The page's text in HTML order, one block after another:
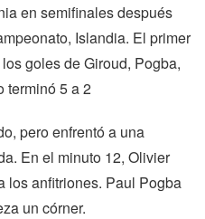
en semifinales después
Islandia. El primer
goles de Giroud, Pogba,
terminó 5 a 2
pero enfrentó a una
En el minuto 12, Olivier
los anfitriones. Paul Pogba
un córner.